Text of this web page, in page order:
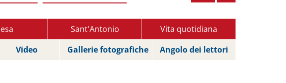
Sant'Antonio
Vita quotidiana
Video Gallerie fotografiche Angolo dei lettori